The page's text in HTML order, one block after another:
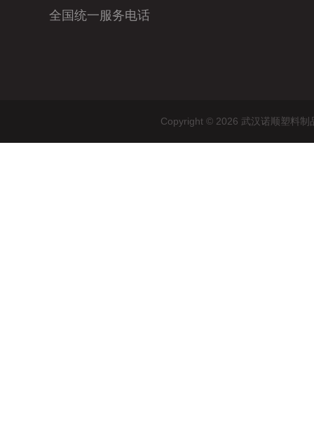
全国统一服务电话
Copyright © 2026 武汉诺顺塑料